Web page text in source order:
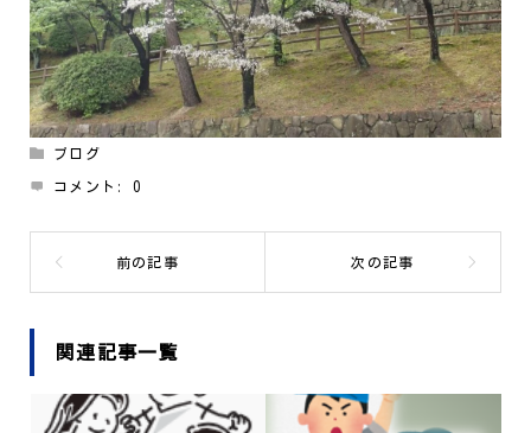
ブログ
コメント:0
関連記事一覧